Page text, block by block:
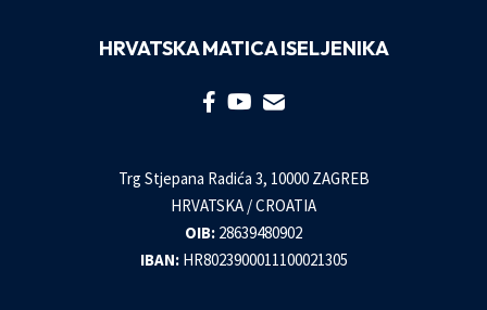
HRVATSKA MATICA ISELJENIKA
Trg Stjepana Radića 3, 10000 ZAGREB
HRVATSKA / CROATIA
OIB: 28639480902
IBAN: HR8023900011100021305